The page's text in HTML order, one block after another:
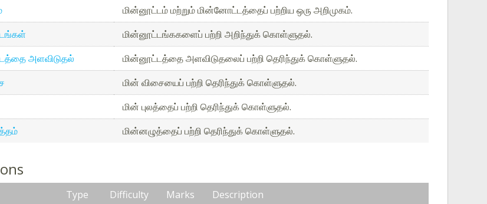
மின்னூட்டம் மற்றும் மின்னோட்டத்தைப் பற்றிய ஒரு அறிமுகம்.
மின்னூட்டங்ககளைப் பற்றி அறிந்துக் கொள்ளுதல்.
அளவிடுதல்
மின்னூட்டத்தை அளவிடுதலைப் பற்றி தெரிந்துக் கொள்ளுதல்.
மின் விசையைப் பற்றி தெரிந்துக் கொள்ளுதல்.
மின் புலத்தைப் பற்றி தெரிந்துக் கொள்ளுதல்.
மின்னழுத்தைப் பற்றி தெரிந்துக் கொள்ளுதல்.
Type Difficulty Marks
Description